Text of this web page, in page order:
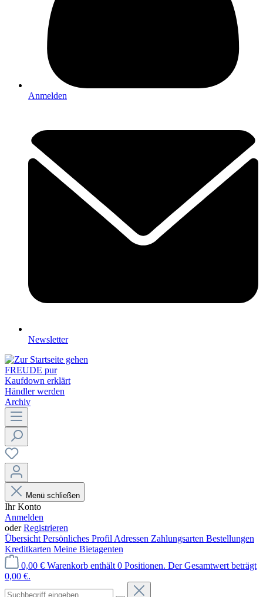
Anmelden
Newsletter
FREUDE pur
Kaufdown erklärt
Händler werden
Archiv
Menü schließen
Ihr Konto
Anmelden
oderRegistrieren
Übersicht Persönliches Profil Adressen Zahlungsarten Bestellungen
Kreditkarten Meine Bietagenten
0,00 € Warenkorb enthält 0 Positionen. Der Gesamtwert beträgt
0,00 €.